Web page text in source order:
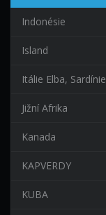
Indonésie
Island
Itálie Elba, Sardínie
Jižní Afrika
Kanada
KAPVERDY
KUBA